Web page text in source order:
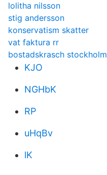
lolitha nilsson
stig andersson
konservatism skatter
vat faktura rr
bostadskrasch stockholm
KJO
NGHbK
RP
uHqBv
lK